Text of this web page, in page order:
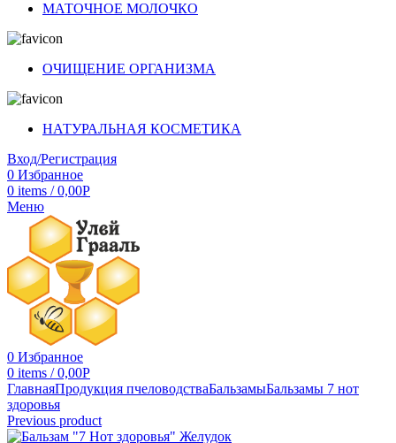
МАТОЧНОЕ МОЛОЧКО
ОЧИЩЕНИЕ ОРГАНИЗМА
НАТУРАЛЬНАЯ КОСМЕТИКА
Вход/Регистрация
0 Избранное
0 items / 0,00Р
Меню
0 Избранное
0 items / 0,00Р
ГлавнаяПродукция пчеловодстваБальзамыБальзамы 7 нот
здоровья
Previous product